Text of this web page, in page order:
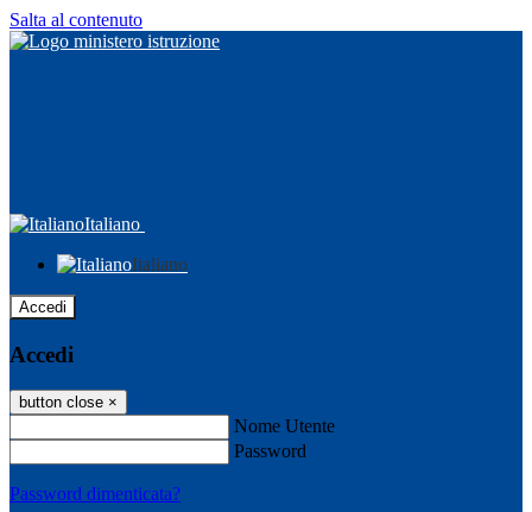
Salta al contenuto
Italiano
Italiano
Accedi
Accedi
button close ×
Nome Utente
Password
Password dimenticata?